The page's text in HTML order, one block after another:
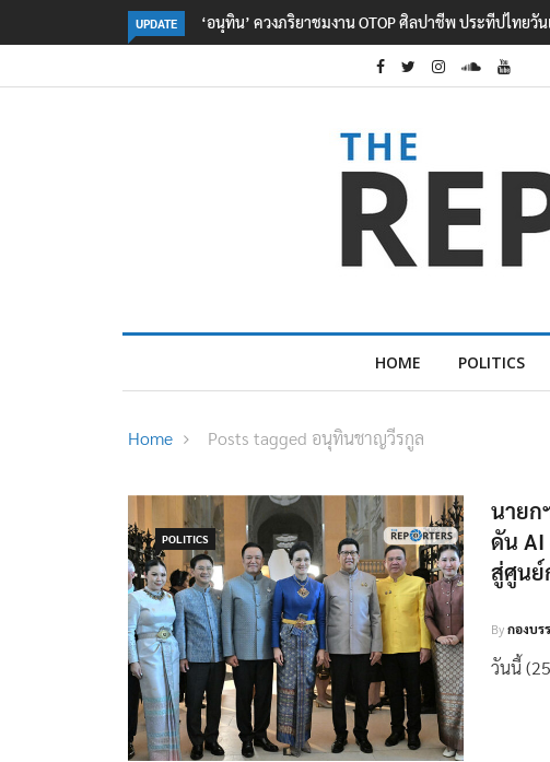
UPDATE ลอรีอัลโชว์ผลประกอบการครึ่งปีแรกโต 6.5% กวาดราย
HOME POLITICS
Home Posts tagged อนุทินชาญวีรกูล
POLITICS
นายก
ดัน AI
สู่ศูนย์
Byกองบร
วันนี้